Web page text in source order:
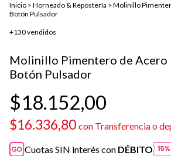
Inicio > Horneado & Repostería > Molinillo
Botón Pulsador
+130 vendidos
Molinillo Pimentero de Acero
Botón Pulsador
$18.152,00
$16.336,80 con Transferencia o
Cuotas SIN interés con DÉBITO